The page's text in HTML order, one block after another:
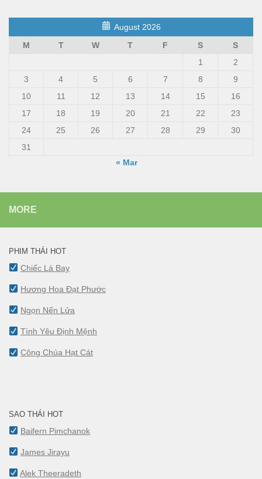
August 2026
M
T W T F S
S
1
2
3
4 5 6 7 8
9
10
11 12 13 14 15
16
17
18 19 20 21 22
23
24
25 26 27 28 29
30
31
« Mar
MORE
PHIM THÁI HOT
Chiếc Lá Bay
Hương Hoa Đạt Phước
Ngọn Nến Lửa
Tình Yêu Định Mệnh
Công Chúa Hạt Cát
SAO THÁI HOT
Baifern Pimchanok
James Jirayu
Alek Theeradeth